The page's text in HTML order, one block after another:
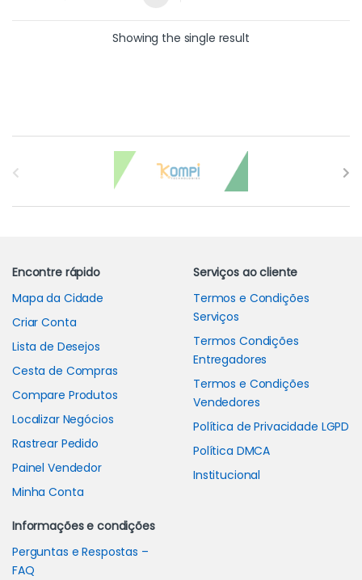
Showing the single result
Carrossel de Marcas
Encontre rápido
Mapa da Cidade
Criar Conta
Lista de Desejos
Cesta de Compras
Compare Produtos
Localizar Negócios
Rastrear Pedido
Painel Vendedor
Minha Conta
Serviços ao cliente
Termos e Condições
Serviços
Termos Condições
Entregadores
Termos e Condições
Vendedores
Política de Privacidade LGPD
Política DMCA
Institucional
Informações e condições
Perguntas e Respostas –
FAQ